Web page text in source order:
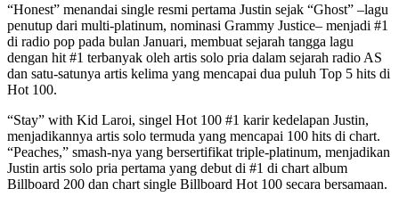
“Honest” menandai single resmi pertama Justin sejak “Ghost” –lagu
penutup dari multi-platinum, nominasi Grammy Justice– menjadi #1
di radio pop pada bulan Januari, membuat sejarah tangga lagu
dengan hit #1 terbanyak oleh artis solo pria dalam sejarah radio AS
dan satu-satunya artis kelima yang mencapai dua puluh Top 5 hits di
Hot 100.
“Stay” with Kid Laroi, singel Hot 100 #1 karir kedelapan Justin,
menjadikannya artis solo termuda yang mencapai 100 hits di chart.
“Peaches,” smash-nya yang bersertifikat triple-platinum, menjadikan
Justin artis solo pria pertama yang debut di #1 di chart album
Billboard 200 dan chart single Billboard Hot 100 secara bersamaan.